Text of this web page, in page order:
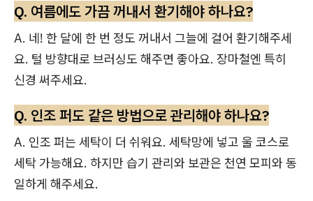
Q. 여름에도 가끔 꺼내서 환기해야 하나요?
A. 네! 한 달에 한 번 정도 꺼내서 그늘에 걸어 환기해주세
요. 털 방향대로 브러싱도 해주면 좋아요. 장마철엔 특히
신경 써주세요.
Q. 인조 퍼도 같은 방법으로 관리해야 하나요?
A. 인조 퍼는 세탁이 더 쉬워요. 세탁망에 넣고 울 코스로
세탁 가능해요. 하지만 습기 관리와 보관은 천연 모피와 동
일하게 해주세요.